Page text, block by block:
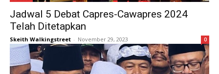
Jadwal 5 Debat Capres-Cawapres 2024
Telah Ditetapkan
Skeith Walkingstreet - November 29, 2023 0